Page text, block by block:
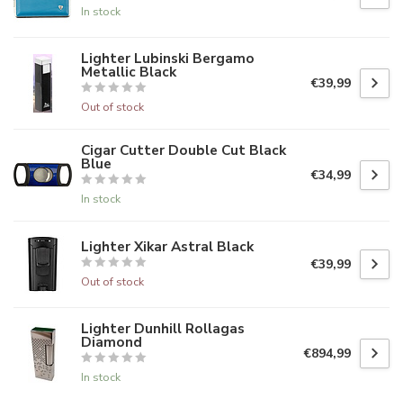
In stock
Lighter Lubinski Bergamo
Metallic Black
Out of stock
€39,99
Cigar Cutter Double Cut Black
Blue
In stock
€34,99
Lighter Xikar Astral Black
Out of stock
€39,99
Lighter Dunhill Rollagas
Diamond
In stock
€894,99